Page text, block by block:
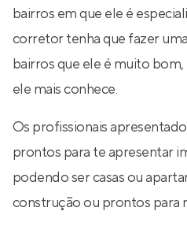
bairros em que ele é
corretor tenha que fazer
bairros que ele é muito
ele mais conhece.
Os profissionais
prontos para te apresentar
podendo ser casas ou
construção ou prontos para